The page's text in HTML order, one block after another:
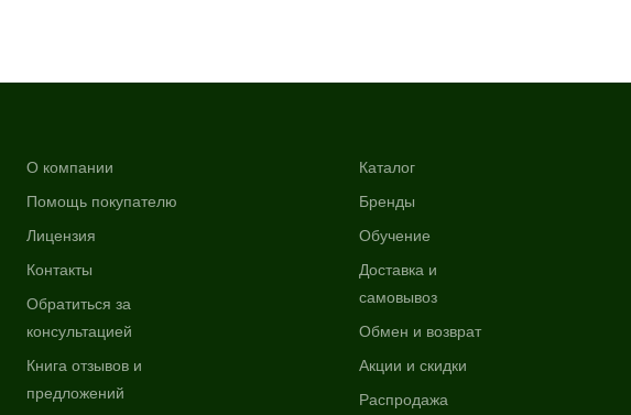
О компании
Помощь покупателю
Лицензия
Контакты
Обратиться за
консультацией
Книга отзывов и
предложений
Каталог
Бренды
Обучение
Доставка и
самовывоз
Обмен и возврат
Акции и скидки
Распродажа